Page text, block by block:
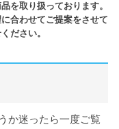
を取り扱っております。
合わせてご提案をさせて
ださい。
か迷ったら一度ご覧